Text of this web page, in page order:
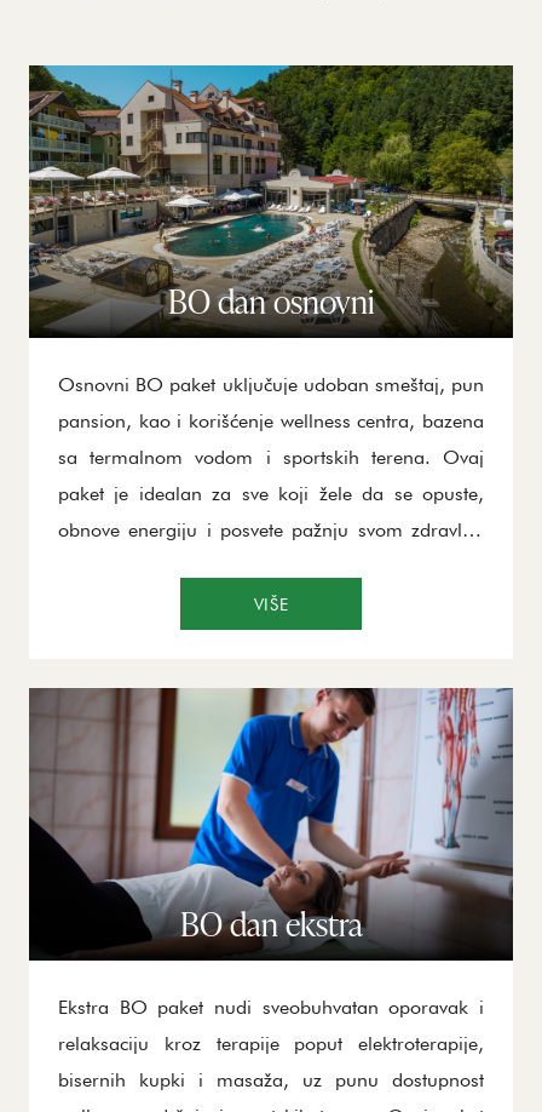
BO dan osnovni
Osnovni BO paket uključuje udoban smeštaj, pun
pansion, kao i korišćenje wellness centra, bazena
sa termalnom vodom i sportskih terena. Ovaj
paket je idealan za sve koji žele da se opuste,
obnove energiju i posvete pažnju svom zdravlju.
žele da uživaju u mirnom okruženju, kombinujući
VIŠE
BO dan ekstra
Ekstra BO paket nudi sveobuhvatan oporavak i
relaksaciju kroz terapije poput elektroterapije,
bisernih kupki i masaža, uz punu dostupnost